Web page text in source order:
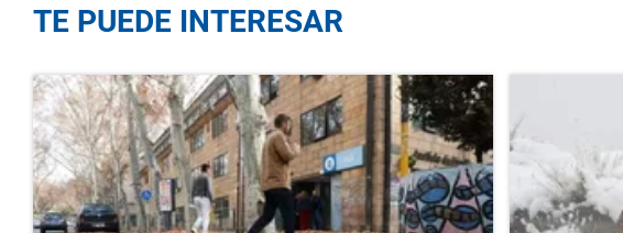
TE PUEDE INTERESAR